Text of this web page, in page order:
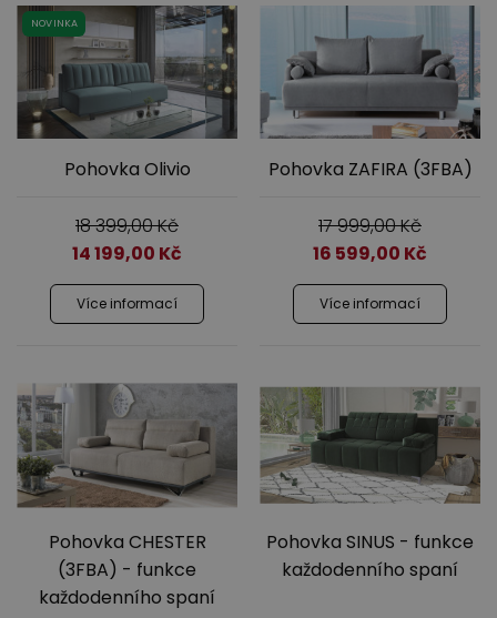
NOVINKA
Pohovka Olivio
18 399,00Kč
14 199,00 Kč
Více informací
Pohovka ZAFIRA (3FBA)
17 999,00Kč
16 599,00 Kč
Více informací
Pohovka CHESTER
(3FBA) - funkce
každodenního spaní
Pohovka SINUS - funkce
každodenního spaní